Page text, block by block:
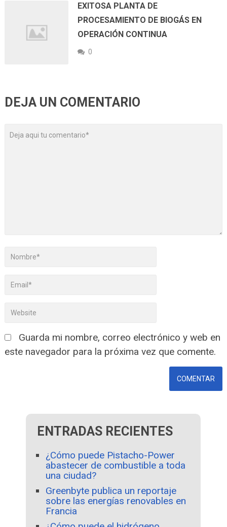
EXITOSA PLANTA DE
PROCESAMIENTO DE BIOGÁS EN
OPERACIÓN CONTINUA
0
DEJA UN COMENTARIO
Guarda mi nombre, correo electrónico y web en
este navegador para la próxima vez que comente.
ENTRADAS RECIENTES
¿Cómo puede Pistacho-Power
abastecer de combustible a toda
una ciudad?
Greenbyte publica un reportaje
sobre las energías renovables en
Francia